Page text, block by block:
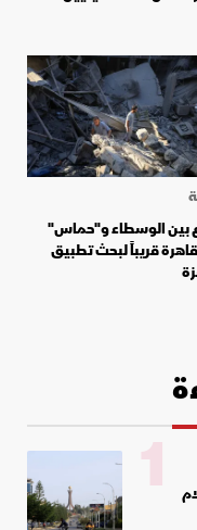
بين الوسطاء و"حماس"
قريباً لبحث تطبيق
1